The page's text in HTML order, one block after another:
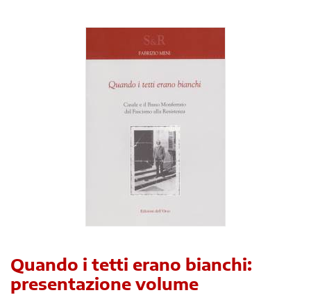
Quando i tetti erano bianchi:
presentazione volume